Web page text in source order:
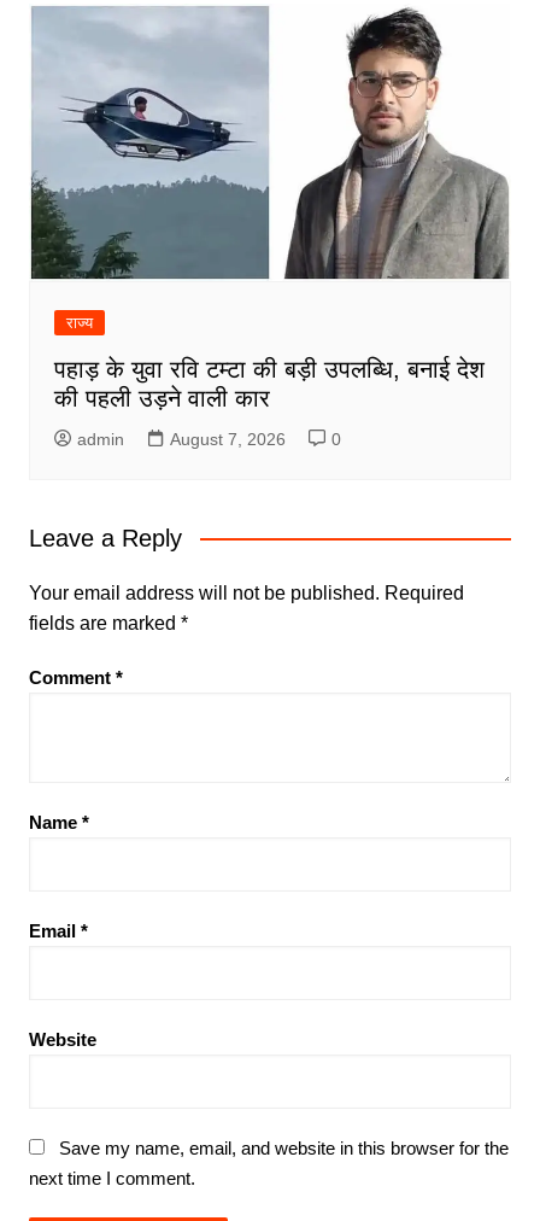
राज्य
पहाड़ के युवा रवि टम्टा की बड़ी उपलब्धि, बनाई देश
की पहली उड़ने वाली कार
admin August 7, 2026 0
Leave a Reply
Your email address will not be published. Required
fields are marked *
Comment *
Name *
Email *
Website
Save my name, email, and website in this browser for the
next time I comment.